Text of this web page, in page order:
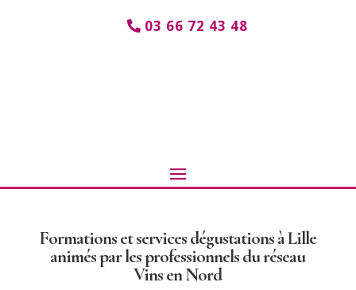
03 66 72 43 48
Formations et services dégustations à Lille
animés par les professionnels du réseau
Vins en Nord